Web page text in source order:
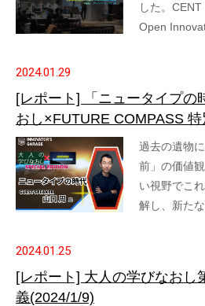
した。
Open
2024.01.29
[レポート] 「ニュータイプの
おし×FUTURE COMPASS
過去の遺物
前」の価値
い視野でこ
解し、新た
2024.01.25
[レポート] 大人の学びなお
義(2024/1/9)